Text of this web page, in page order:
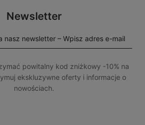
Newsletter
powitalny kod zniżkowy -10% na
ekskluzywne oferty i informacje o
nowościach.
nasz newsletter – Wpisz adres e-mail